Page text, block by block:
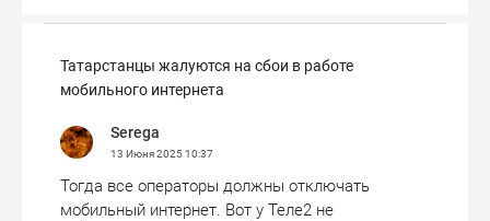
Татарстанцы жалуются на сбои в работе
мобильного интернета
Serega
13 Июня 202510:37
Тогда все операторы должны отключать
мобильный интернет. Вот у Теле2 не